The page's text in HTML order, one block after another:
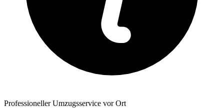
Professioneller Umzugsservice vor Ort